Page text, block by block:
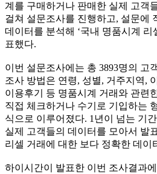
계를 구매하거나 판매한 실제 고객
걸쳐 설문조사를 진행하고, 설문에
데이터를 분석해 ‘국내 명품시계 리
표했다.
이번 설문조사에는 총 3893명의 고
조사 방법은 연령, 성별, 거주지역,
이용후기 등 명품시계 거래와 관련
직접 체크하거나 수기로 기입하는
식으로 이루어졌다. 1년이 넘는 기
실제 고객들의 데이터를 모아서 발
리셀 거래에 대한 보다 정확한 데이
하이시간이 발표한 이번 조사결과